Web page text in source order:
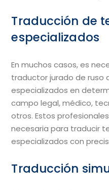
Traducción de
especializados
En muchos casos, es
traductor jurado de ruso
especializados en
campo legal, médico,
otros. Estos
necesaria para traducir
especializados con
Traducción